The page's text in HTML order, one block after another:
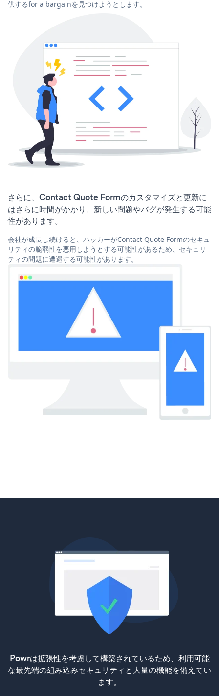
供するfor a bargainを見つけようとします。
さらに、Contact Quote Formのカスタマイズと更新に
はさらに時間がかかり、新しい問題やバグが発生する可能
性があります。
会社が成長し続けると、ハッカーがContact Quote Formのセキュ
リティの脆弱性を悪用しようとする可能性があるため、セキュリ
ティの問題に遭遇する可能性があります。
Powrは拡張性を考慮して構築されているため、利用可能
な最先端の組み込みセキュリティと大量の機能を備えてい
ます。